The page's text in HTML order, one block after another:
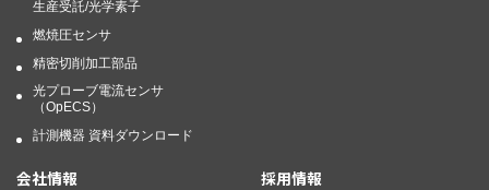
生産受託/光学素子
燃焼圧センサ
精密切削加工部品
光プローブ電流センサ
（OpECS）
計測機器 資料ダウンロード
会社情報 採用情報